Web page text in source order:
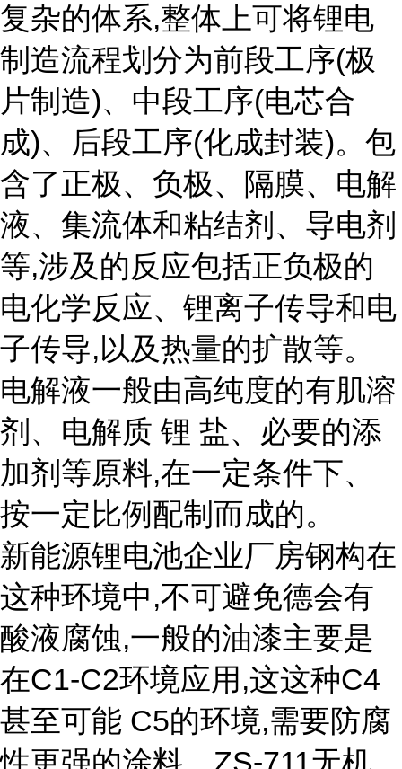
复杂的体系,整体上可将锂电
制造流程划分为前段工序(极
片制造)、中段工序(电芯合
成)、后段工序(化成封装)。包
含了正极、负极、隔膜、电解
液、集流体和粘结剂、导电剂
等,涉及的反应包括正负极的
电化学反应、锂离子传导和电
子传导,以及热量的扩散等。
电解液一般由高纯度的有肌溶
剂、电解质 锂 盐、必要的添
加剂等原料,在一定条件下、
按一定比例配制而成的。
新能源锂电池企业厂房钢构在
这种环境中,不可避免德会有
酸液腐蚀,一般的油漆主要是
在C1-C2环境应用,这这种C4
甚至可能 C5的环境,需要防腐
性更强的涂料。ZS-711无机